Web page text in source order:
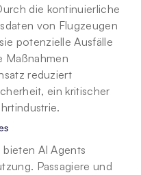
die kontinuierliche
von Flugzeugen
potenzielle Ausfälle
Maßnahmen
reduziert
ein kritischer
AI Agents
Passagiere und